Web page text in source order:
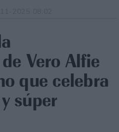
Vero Alfie
que celebra
súper